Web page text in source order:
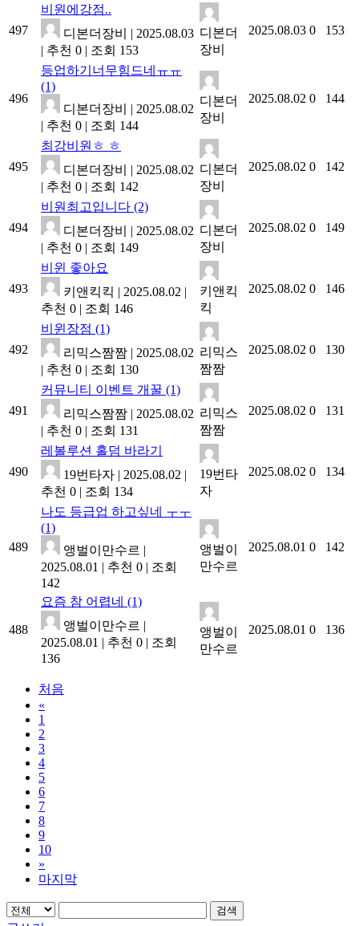
497
비원에강점..
디본더장비 | 2025.08.03
| 추천 0 | 조회 153
디본더
장비
2025.08.03 0 153
496
등업하기너무힘드네ㅠㅠ
(1)
디본더장비 | 2025.08.02
| 추천 0 | 조회 144
디본더
장비
2025.08.02 0 144
495
최강비원ㅎ ㅎ
디본더장비 | 2025.08.02
| 추천 0 | 조회 142
디본더
장비
2025.08.02 0 142
494
비원최고입니다 (2)
디본더장비 | 2025.08.02
| 추천 0 | 조회 149
디본더
장비
2025.08.02 0 149
493
비윈 좋아요
키앤킥킥 | 2025.08.02 |
추천 0 | 조회 146
키앤킥
킥
2025.08.02 0 146
492
비윈장점 (1)
리믹스짬짬 | 2025.08.02
| 추천 0 | 조회 130
리믹스
짬짬
2025.08.02 0 130
491
커뮤니티 이벤트 개꿀 (1)
리믹스짬짬 | 2025.08.02
| 추천 0 | 조회 131
리믹스
짬짬
2025.08.02 0 131
490
레볼루션 홀덤 바라기
19번타자 | 2025.08.02 |
추천 0 | 조회 134
19번타
자
2025.08.02 0 134
489
나도 등급업 하고싶네 ㅜㅜ
(1)
앵벌이만수르 |
2025.08.01 | 추천 0 | 조회
142
앵벌이
만수르
2025.08.01 0 142
488
요즘 참 어렵네 (1)
앵벌이만수르 |
2025.08.01 | 추천 0 | 조회
136
앵벌이
만수르
2025.08.01 0 136
처음
«
1
2
3
4
5
6
7
8
9
10
»
마지막
검색